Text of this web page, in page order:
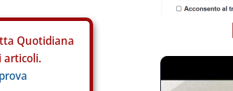
Quotidiana
articoli.